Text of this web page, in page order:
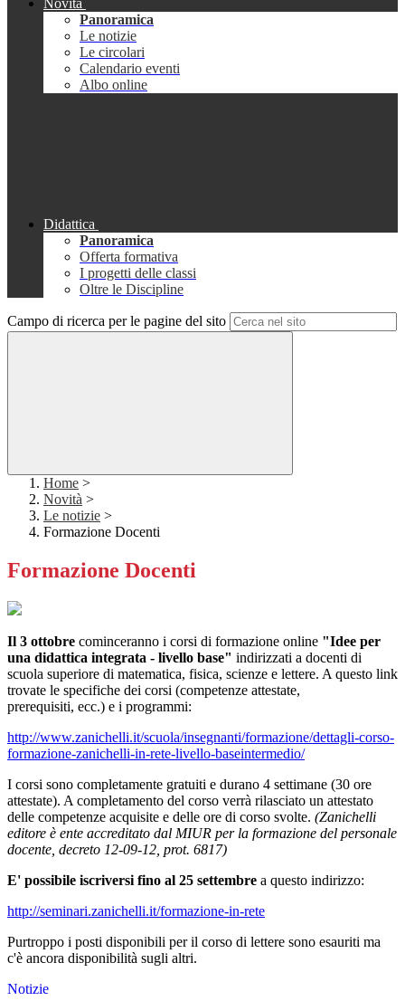
Novità
Panoramica
Le notizie
Le circolari
Calendario eventi
Albo online
Didattica
Panoramica
Offerta formativa
I progetti delle classi
Oltre le Discipline
Campo di ricerca per le pagine del sito
Home >
Novità >
Le notizie >
Formazione Docenti
Formazione Docenti
Il 3 ottobre cominceranno i corsi di formazione online "Idee per
una didattica integrata - livello base" indirizzati a docenti di
scuola superiore di matematica, fisica, scienze e lettere. A questo link
trovate le specifiche dei corsi (competenze attestate,
prerequisiti, ecc.) e i programmi:
http://www.zanichelli.it/scuola/insegnanti/formazione/dettagli-corso-
formazione-zanichelli-in-rete-livello-baseintermedio/
I corsi sono completamente gratuiti e durano 4 settimane (30 ore
attestate). A completamento del corso verrà rilasciato un attestato
delle competenze acquisite e delle ore di corso svolte. (Zanichelli
editore è ente accreditato dal MIUR per la formazione del personale
docente, decreto 12-09-12, prot. 6817)
E' possibile iscriversi fino al 25 settembre a questo indirizzo:
http://seminari.zanichelli.it/formazione-in-rete
Purtroppo i posti disponibili per il corso di lettere sono esauriti ma
c'è ancora disponibilità sugli altri.
Notizie